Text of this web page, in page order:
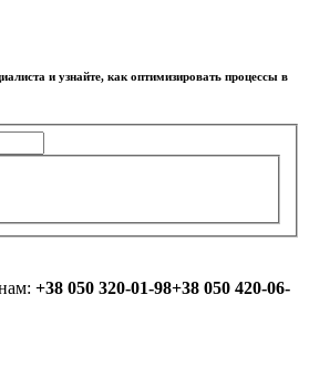
и узнайте, как оптимизировать процессы в
+38 050 320-01-98+38 050 420-06-